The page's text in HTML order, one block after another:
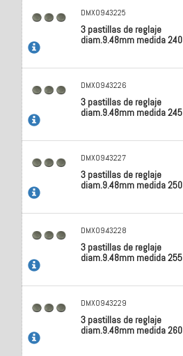
DMX0943225
3 pastillas de reglaje
diam.9.48mm medida 240
DMX0943226
3 pastillas de reglaje
diam.9.48mm medida 245
DMX0943227
3 pastillas de reglaje
diam.9.48mm medida 250
DMX0943228
3 pastillas de reglaje
diam.9.48mm medida 255
DMX0943229
3 pastillas de reglaje
diam.9.48mm medida 260